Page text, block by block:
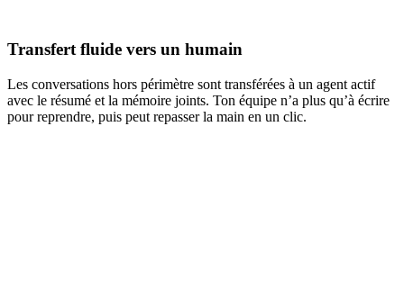
Transfert fluide vers un humain
Les conversations hors périmètre sont transférées à un agent actif
avec le résumé et la mémoire joints. Ton équipe n’a plus qu’à écrire
pour reprendre, puis peut repasser la main en un clic.